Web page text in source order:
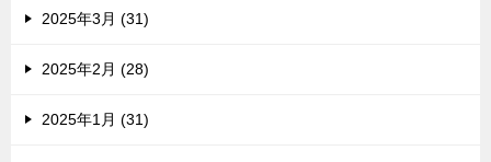
2025年3月 (31)
2025年2月 (28)
2025年1月 (31)